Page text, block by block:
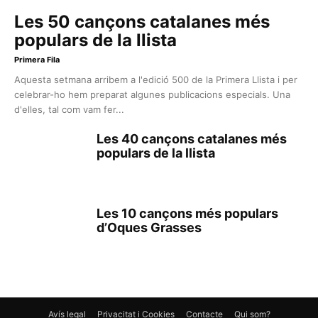
Les 50 cançons catalanes més
populars de la llista
Primera Fila
Aquesta setmana arribem a l'edició 500 de la Primera Llista i per
celebrar-ho hem preparat algunes publicacions especials. Una
d'elles, tal com vam fer...
Les 40 cançons catalanes més
populars de la llista
Les 10 cançons més populars
d’Oques Grasses
Avís legal Privacitat i Cookies Contacte Qui som?